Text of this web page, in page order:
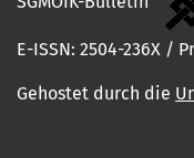
E-ISSN: 2504-236X /
Gehostet durch die